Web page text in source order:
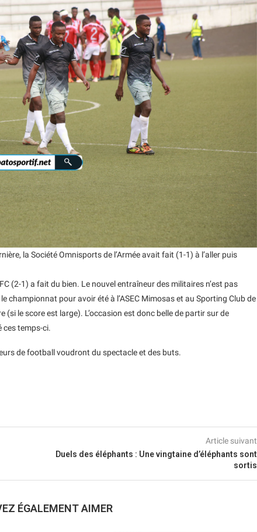
la Société Omnisports de l’Armée avait fait (1-1) à l’aller puis
(2-1) a fait du bien. Le nouvel entraîneur des militaires n’est pas
championnat pour avoir été à l’ASEC Mimosas et au Sporting Club de
(si le score est large). L’occasion est donc belle de partir sur de
ces temps-ci.
de football voudront du spectacle et des buts.
Article suivant
Duels des éléphants : Une vingtaine d’éléphants sont
sortis
ÉGALEMENT AIMER